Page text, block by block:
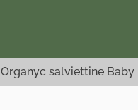
Organyc salviettine Baby